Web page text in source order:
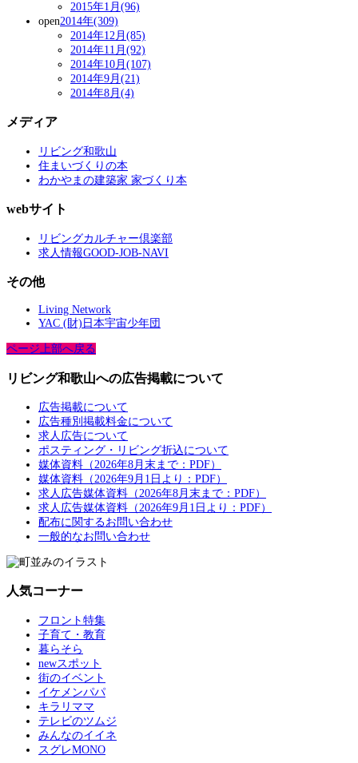
2015年1月(96)
open2014年(309)
2014年12月(85)
2014年11月(92)
2014年10月(107)
2014年9月(21)
2014年8月(4)
メディア
リビング和歌山
住まいづくりの本
わかやまの建築家 家づくり本
webサイト
リビングカルチャー倶楽部
求人情報GOOD-JOB-NAVI
その他
Living Network
YAC (財)日本宇宙少年団
ページ上部へ戻る
リビング和歌山への広告掲載について
広告掲載について
広告種別掲載料金について
求人広告について
ポスティング・リビング折込について
媒体資料（2026年8月末まで：PDF）
媒体資料（2026年9月1日より：PDF）
求人広告媒体資料（2026年8月末まで：PDF）
求人広告媒体資料（2026年9月1日より：PDF）
配布に関するお問い合わせ
一般的なお問い合わせ
人気コーナー
フロント特集
子育て・教育
暮らそら
newスポット
街のイベント
イケメンパパ
キラリママ
テレビのツムジ
みんなのイイネ
スグレMONO